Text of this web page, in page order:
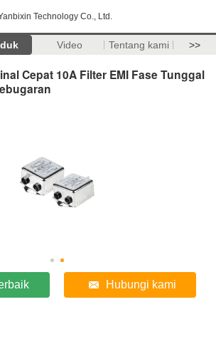
Technology Co., Ltd.
Video Tentang kami >>
Cepat 10A Filter EMI Fase Tunggal
Hubungi kami